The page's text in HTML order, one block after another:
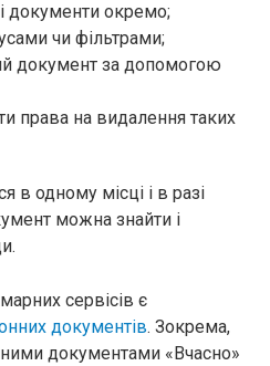
документи окремо;
чи фільтрами;
документ за допомогою
права на видалення таких
в одному місці і в разі
можна знайти і
сервісів є
документів. Зокрема,
документами «Вчасно»